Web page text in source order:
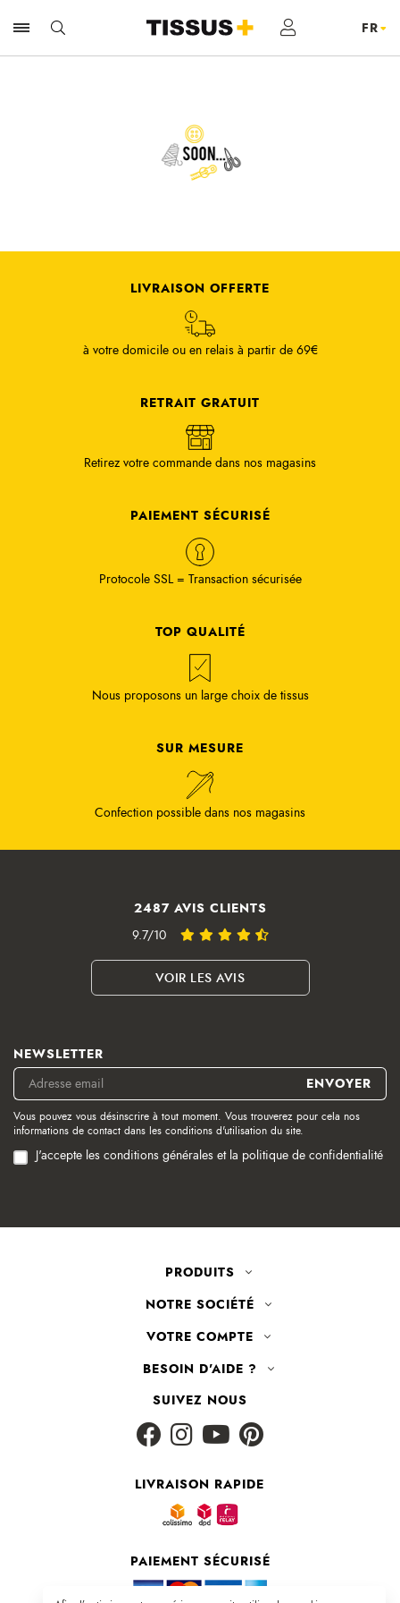
LIVRAISON OFFERTE
à votre domicile ou en relais à partir de 69€
RETRAIT GRATUIT
Retirez votre commande dans nos magasins
PAIEMENT SÉCURISÉ
Protocole SSL = Transaction sécurisée
TOP QUALITÉ
Nous proposons un large choix de tissus
SUR MESURE
Confection possible dans nos magasins
2487 AVIS CLIENTS
9.7/10
VOIR LES AVIS
NEWSLETTER
Vous pouvez vous désinscrire à tout moment. Vous trouverez pour cela nos
informations de contact dans les conditions d'utilisation du site.
J'accepte les conditions générales et la politique de confidentialité
PRODUITS
NOTRE SOCIÉTÉ
VOTRE COMPTE
BESOIN D'AIDE ?
SUIVEZ NOUS
LIVRAISON RAPIDE
PAIEMENT SÉCURISÉ